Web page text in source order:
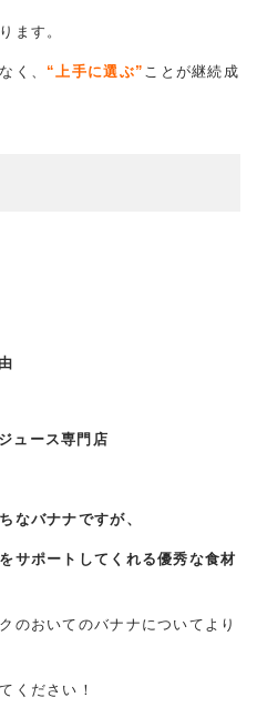
ます。
く、 “上手に選ぶ” ことが継続成
ュース専門店
なバナナですが、
サポートしてくれる優秀な食材
のおいてのバナナについてより
ください！